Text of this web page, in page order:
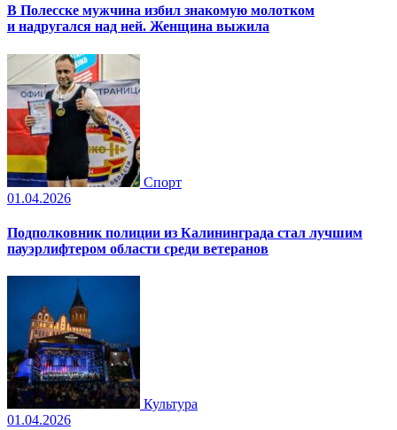
В Полесске мужчина избил знакомую молотком
и надругался над ней. Женщина выжила
Спорт
01.04.2026
Подполковник полиции из Калининграда стал лучшим
пауэрлифтером области среди ветеранов
Культура
01.04.2026